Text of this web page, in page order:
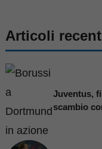
Articoli
Juventus,
scambio